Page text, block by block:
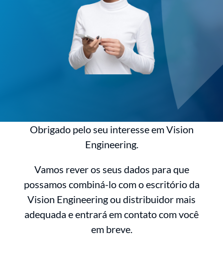
Obrigado pelo seu interesse em Vision
Engineering.
Vamos rever os seus dados para que
possamos combiná-lo com o escritório da
Vision Engineering ou distribuidor mais
adequada e entrará em contato com você
em breve.